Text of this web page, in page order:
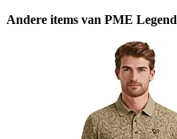
Andere items van PME Legend